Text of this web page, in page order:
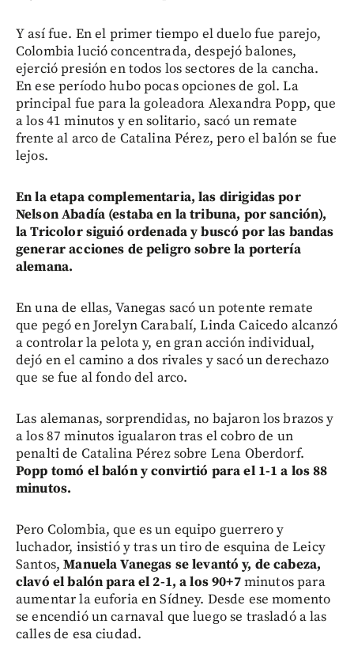
Y así fue. En el primer tiempo el duelo fue parejo,
Colombia lució concentrada, despejó balones,
ejerció presión en todos los sectores de la cancha.
En ese período hubo pocas opciones de gol. La
principal fue para la goleadora Alexandra Popp, que
a los 41 minutos y en solitario, sacó un remate
frente al arco de Catalina Pérez, pero el balón se fue
lejos.
En la etapa complementaria, las dirigidas por
Nelson Abadía (estaba en la tribuna, por sanción),
la Tricolor siguió ordenada y buscó por las bandas
generar acciones de peligro sobre la portería
alemana.
En una de ellas, Vanegas sacó un potente remate
que pegó en Jorelyn Carabalí, Linda Caicedo alcanzó
a controlar la pelota y, en gran acción individual,
dejó en el camino a dos rivales y sacó un derechazo
que se fue al fondo del arco.
Las alemanas, sorprendidas, no bajaron los brazos y
a los 87 minutos igualaron tras el cobro de un
penalti de Catalina Pérez sobre Lena Oberdorf.
Popp tomó el balón y convirtió para el 1-1 a los 88
minutos.
Pero Colombia, que es un equipo guerrero y
luchador, insistió y tras un tiro de esquina de Leicy
Santos,Manuela Vanegas se levantó y, de cabeza,
clavó el balón para el 2-1, a los 90+7minutos para
aumentar la euforia en Sídney. Desde ese momento
se encendió un carnaval que luego se trasladó a las
calles de esa ciudad.